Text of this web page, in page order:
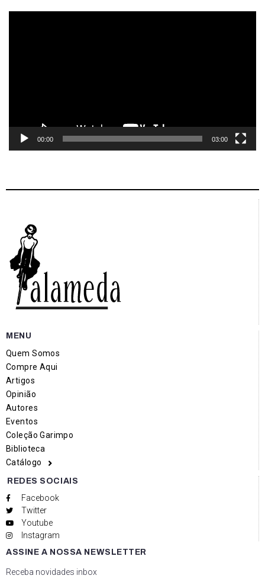
00:00 03:00
MENU
Quem Somos
Compre Aqui
Artigos
Opinião
Autores
Eventos
Coleção Garimpo
Biblioteca
Catálogo
REDES SOCIAIS
Facebook
Twitter
Youtube
Instagram
ASSINE A NOSSA NEWSLETTER
Receba novidades inbox